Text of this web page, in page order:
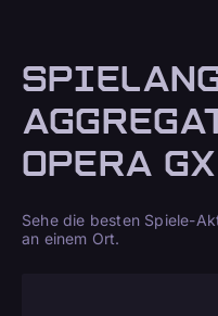
OPERA GX
Sehe die besten Spiele-
an einem Ort.